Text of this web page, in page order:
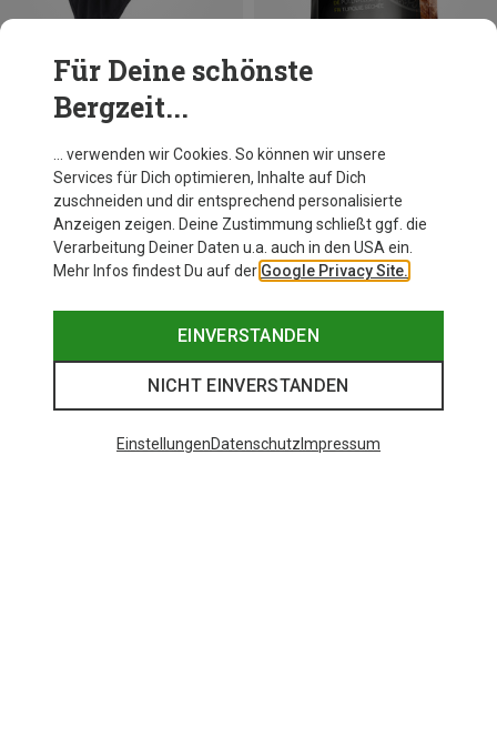
Du sparst 25%
Für Deine schönste
Bergzeit...
… verwenden wir Cookies. So können wir unsere
Services für Dich optimieren, Inhalte auf Dich
zuschneiden und dir entsprechend personalisierte
Anzeigen zeigen. Deine Zustimmung schließt ggf. die
Verarbeitung Deiner Daten u.a. auch in den USA ein.
Mehr Infos findest Du auf der Google Privacy Site.
EINVERSTANDEN
NICHT EINVERSTANDEN
EinstellungenDatenschutz Impressum